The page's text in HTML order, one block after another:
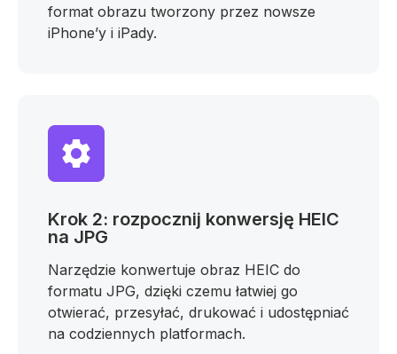
format obrazu tworzony przez nowsze
iPhone’y i iPady.
Krok 2: rozpocznij konwersję HEIC
na JPG
Narzędzie konwertuje obraz HEIC do
formatu JPG, dzięki czemu łatwiej go
otwierać, przesyłać, drukować i udostępniać
na codziennych platformach.